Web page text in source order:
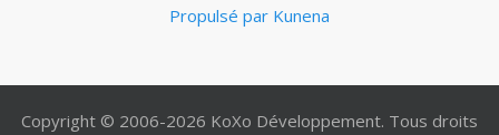
Propulsé par Kunena
Copyright © 2006-2026 KoXo Développement. Tous droits